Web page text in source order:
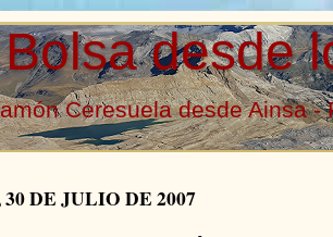
desde
Ceresuela desde Ainsa -
DE JULIO DE 2007